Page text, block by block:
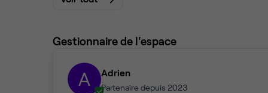
Gestionnaire de l'espace
A Adrien
Partenaire depuis 2023